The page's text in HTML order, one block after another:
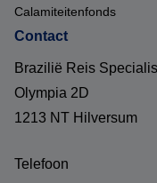
Calamiteitenfonds
Contact
Brazilië Reis
Olympia 2D
1213 NT Hilversum
Telefoon